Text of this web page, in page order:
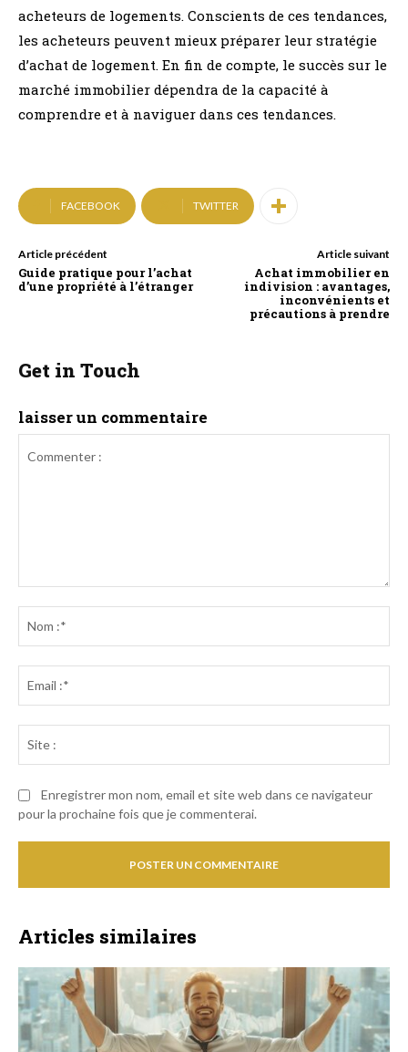
acheteurs de logements. Conscients de ces tendances,
les acheteurs peuvent mieux préparer leur stratégie
d’achat de logement. En fin de compte, le succès sur le
marché immobilier dépendra de la capacité à
comprendre et à naviguer dans ces tendances.
FACEBOOK TWITTER
Article précédent
Guide pratique pour l’achat
d’une propriété à l’étranger
Article suivant
Achat immobilier en
indivision : avantages,
inconvénients et
précautions à prendre
Get in Touch
laisser un commentaire
Enregistrer mon nom, email et site web dans ce navigateur
pour la prochaine fois que je commenterai.
Articles similaires